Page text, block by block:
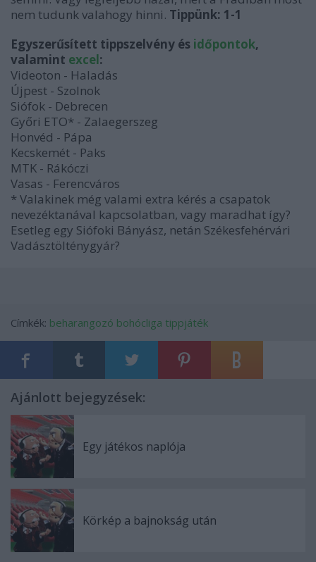
nem tudunk valahogy hinni. Tippünk: 1-1
Egyszerűsített tippszelvény és időpontok,
valamint excel:
Videoton - Haladás
Újpest - Szolnok
Siófok - Debrecen
Győri ETO* - Zalaegerszeg
Honvéd - Pápa
Kecskemét - Paks
MTK - Rákóczi
Vasas - Ferencváros
* Valakinek még valami extra kérés a csapatok
nevezéktanával kapcsolatban, vagy maradhat így?
Esetleg egy Siófoki Bányász, netán Székesfehérvári
Vadásztölténygyár?
Címkék: beharangozó bohócliga tippjáték
Ajánlott bejegyzések:
Egy játékos naplója
Körkép a bajnokság után